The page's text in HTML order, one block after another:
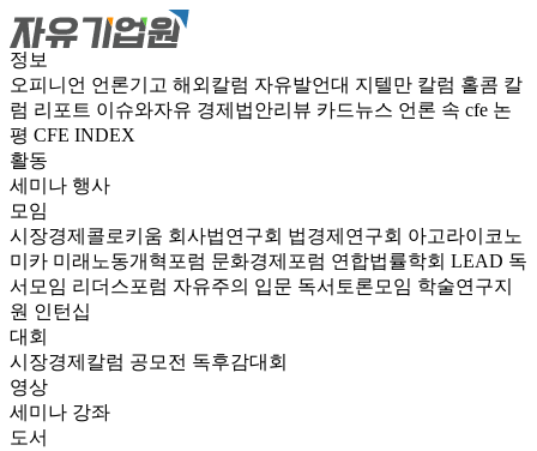
정보
오피니언 언론기고 해외칼럼 자유발언대 지텔만 칼럼 홀콤 칼
럼 리포트 이슈와자유 경제법안리뷰 카드뉴스 언론 속 cfe 논
평 CFE INDEX
활동
세미나 행사
모임
시장경제콜로키움 회사법연구회 법경제연구회 아고라이코노
미카 미래노동개혁포럼 문화경제포럼 연합법률학회 LEAD 독
서모임 리더스포럼 자유주의 입문 독서토론모임 학술연구지
원 인턴십
대회
시장경제칼럼 공모전 독후감대회
영상
세미나 강좌
도서